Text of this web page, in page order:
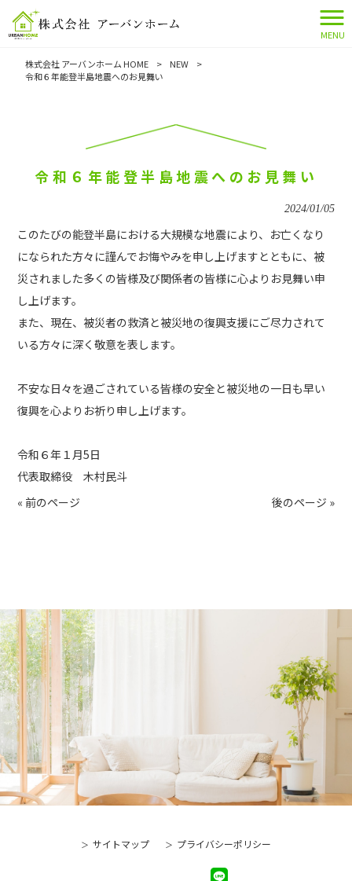
MENU
株式会社 アーバンホーム HOME > NEW
>
令和６年能登半島地震へのお見舞い
令和６年能登半島地震へのお見舞い
2024/01/05
このたびの能登半島における大規模な地震により、お亡くなり
になられた方々に謹んでお悔やみを申し上げますとともに、被
災されました多くの皆様及び関係者の皆様に心よりお見舞い申
し上げます。
また、現在、被災者の救済と被災地の復興支援にご尽力されて
いる方々に深く敬意を表します。
不安な日々を過ごされている皆様の安全と被災地の一日も早い
復興を心よりお祈り申し上げます。
令和６年１月5日
代表取締役 木村民斗
« 前のページ
後のページ »
サイトマップ プライバシーポリシー